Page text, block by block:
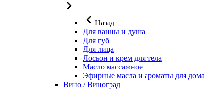
Назад
Для ванны и душа
Для губ
Для лица
Лосьон и крем для тела
Масло массажное
Эфирные масла и ароматы для дома
Вино / Виноград